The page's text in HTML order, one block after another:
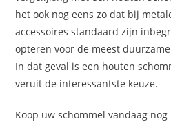
het ook nog eens zo dat bij
accessoires standaard zijn
opteren voor de meest
In dat geval is een houten
veruit de interessantste keuze.
Koop uw schommel vandaag